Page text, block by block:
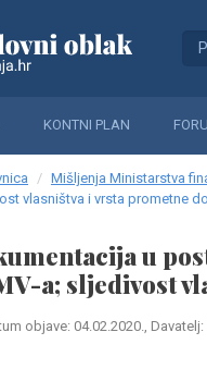
KONTNI PLAN
Mišljenja Ministarstva
vlasništva i vrsta prometne
u
a; sljedivost
objave: 04.02.2020.,